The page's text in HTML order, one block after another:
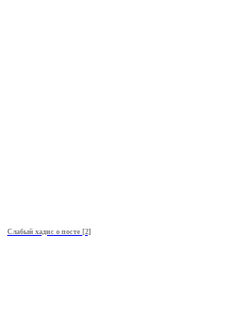
Слабый хадис о посте [2]